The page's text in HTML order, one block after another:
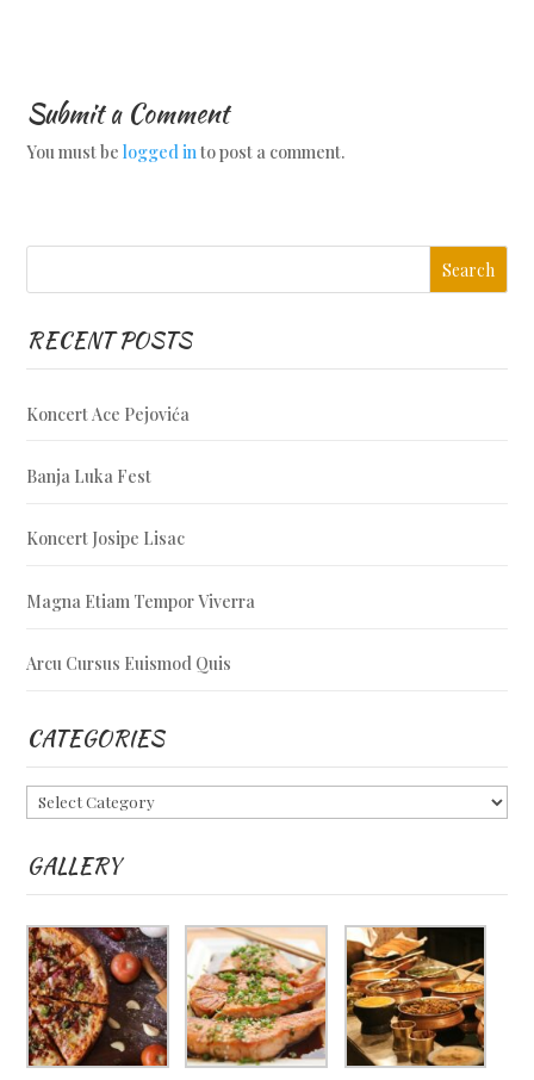
Submit a Comment
You must belogged in to post a comment.
RECENT POSTS
Koncert Ace Pejovića
Banja Luka Fest
Koncert Josipe Lisac
Magna Etiam Tempor Viverra
Arcu Cursus Euismod Quis
CATEGORIES
Categories
GALLERY